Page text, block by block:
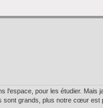
pour les étudier. Mais
sont grands, plus notre cœur est